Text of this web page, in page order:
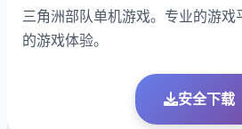
三角洲部队单机游戏。专业的游
的游戏体验。
安全下载